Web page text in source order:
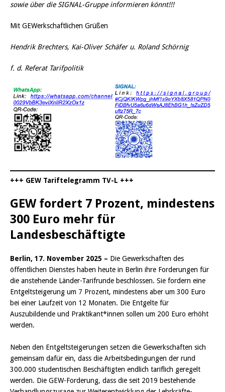
sowie über die SIGNAL-Gruppe informieren könnt!!!
Mit GEWerkschaftlichen Grüßen
Hendrik Brechters, Kai-Oliver Schäfer u. Roland Schörnig
f. d. Referat Tarifpolitik
+++ GEW Tariftelegramm TV-L +++
GEW fordert 7 Prozent, mindestens
300 Euro mehr für
Landesbeschäftigte
Berlin, 17. November 2025 – Die Gewerkschaften des
öffentlichen Dienstes haben heute in Berlin ihre Forderungen für
die anstehende Länder-Tarifrunde beschlossen. Sie fordern eine
Entgeltsteigerung um 7 Prozent, mindestens aber um 300 Euro
bei einer Laufzeit von 12 Monaten. Die Entgelte für
Auszubildende und Praktikant*innen sollen um 200 Euro erhöht
werden.
Neben den Entgeltsteigerungen setzen die Gewerkschaften sich
gemeinsam dafür ein, dass die Arbeitsbedingungen der rund
300.000 studentischen Beschäftigten endlich tariflich geregelt
werden. Die GEW-Forderung, dass die seit 2019 bestehende